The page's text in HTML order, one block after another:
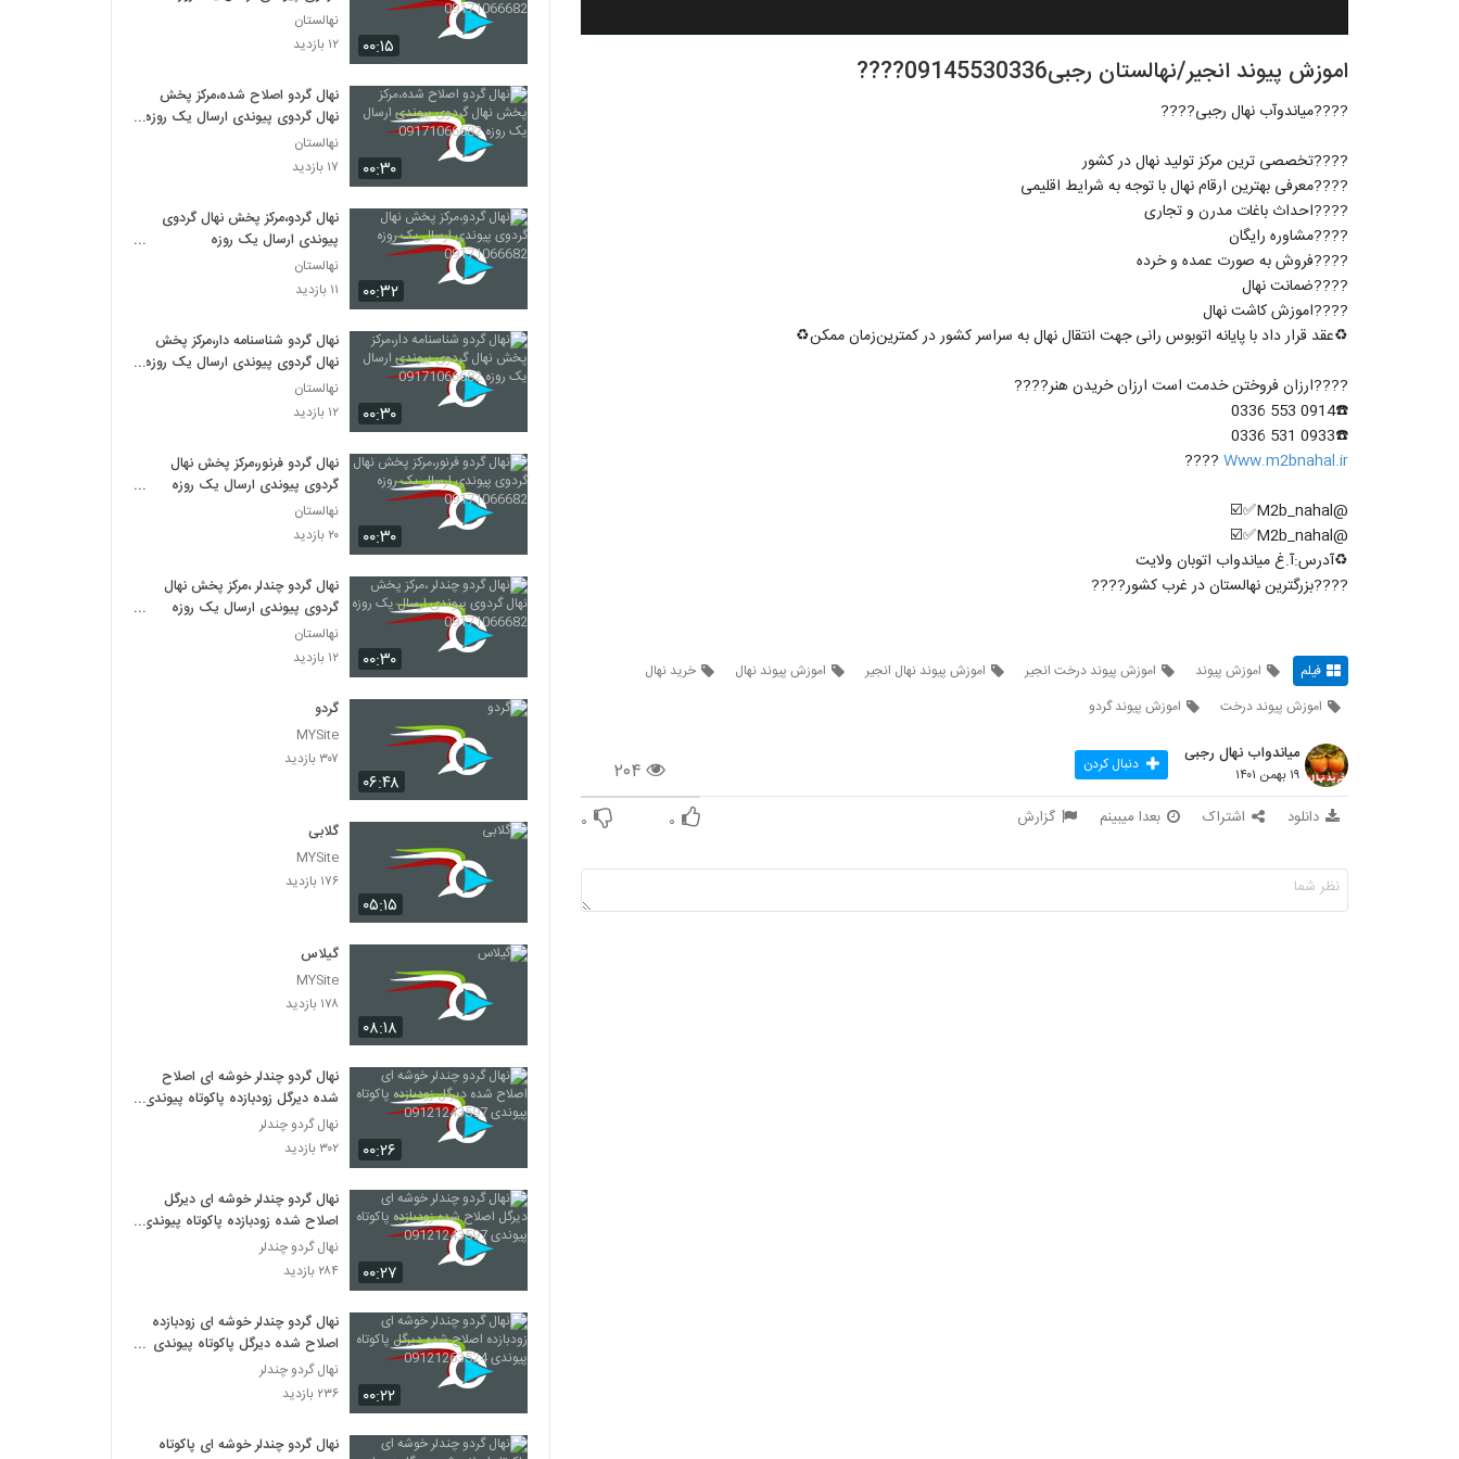
اموزش پیوند انجیر/نهالستان رجبی09145530336????
????میاندوآب نهال رجبی????
????تخصصی ترین مرکز تولید نهال در کشور
????معرفی بهترین ارقام نهال با توجه به شرایط اقلیمی
????احداث باغات مدرن و تجاری
????مشاوره رایگان
????فروش به صورت عمده و خرده
????ضمانت نهال
????اموزش کاشت نهال
♻️عقد قرار داد با پایانه اتوبوس رانی جهت انتقال نهال به سراسر کشور در کمترین‌زمان ممکن♻️
????ارزان فروختن خدمت است ارزان خریدن هنر????
☎️0914 553 0336
☎️0933 531 0336
Www.m2bnahal.ir
????
@M2b_nahal✅☑️
@M2b_nahal✅☑️
♻️آدرس:آ.غ میاندواب اتوبان ولایت
????بزرگترین نهالستان در غرب کشور????
فیلم اموزش پیوند اموزش پیوند درخت انجیر اموزش پیوند نهال انجیر اموزش پیوند نهال
خرید نهال
اموزش پیوند درخت
اموزش پیوند گردو
۲۰۴
میاندواب نهال رجبی
۱۹ بهمن ۱۴۰۱ دنبال کردن
دانلود اشتراک بعدا میبینم گزارش ۰ ۰
۰۰:۱۵
09171066682
نهالستان
۱۲ بازدید
۰۰:۳۰
نهال گردو اصلاح شده،مرکز پخش
نهال گردوی پیوندی ارسال یک روزه
09171066682
نهالستان
۱۷ بازدید
۰۰:۳۲
نهال گردو،مرکز پخش نهال گردوی
پیوندی ارسال یک روزه
09171066682
نهالستان
۱۱ بازدید
۰۰:۳۰
نهال گردو شناسنامه دار،مرکز پخش
نهال گردوی پیوندی ارسال یک روزه
09171066682
نهالستان
۱۲ بازدید
۰۰:۳۰
نهال گردو فرنور،مرکز پخش نهال
گردوی پیوندی ارسال یک روزه
09171066682
نهالستان
۲۰ بازدید
۰۰:۳۰
نهال گردو چندلر ،مرکز پخش نهال
گردوی پیوندی ارسال یک روزه
09171066682
نهالستان
۱۲ بازدید
۰۶:۴۸
گردو
MYSite
۳۰۷ بازدید
۰۵:۱۵
گلابی
MYSite
۱۷۶ بازدید
۰۸:۱۸
گیلاس
MYSite
۱۷۸ بازدید
۰۰:۲۶
نهال گردو چندلر خوشه ای اصلاح
شده دیرگل زودبازده پاکوتاه پیوندی
09121243597
نهال گردو چندلر
۳۰۲ بازدید
۰۰:۲۷
نهال گردو چندلر خوشه ای دیرگل
اصلاح شده زودبازده پاکوتاه پیوندی
09121243597
نهال گردو چندلر
۲۸۴ بازدید
۰۰:۲۲
نهال گردو چندلر خوشه ای زودبازده
اصلاح شده دیرگل پاکوتاه پیوندی
09121263524
نهال گردو چندلر
۲۳۶ بازدید
نهال گردو چندلر خوشه ای پاکوتاه